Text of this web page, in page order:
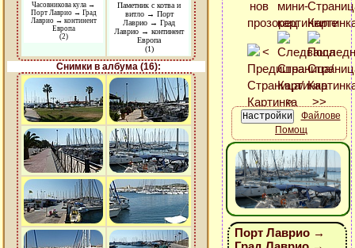
Часовникова кула →
Порт Лаврио → Град
Лаврио → континент
Европа
(2)
Паметник с котва и
витло → Порт
Лаврио → Град
Лаврио → континент
Европа
(1)
Снимки в албума (16):
Файлове
Помощ
Порт Лаврио →